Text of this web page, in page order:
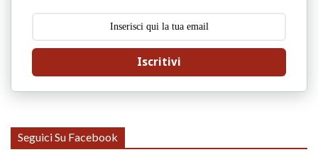
Iscritivi
Seguici Su Facebook